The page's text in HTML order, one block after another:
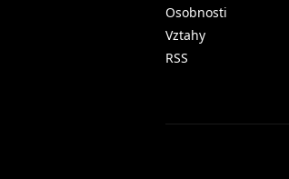
Osobnosti
Vztahy
RSS